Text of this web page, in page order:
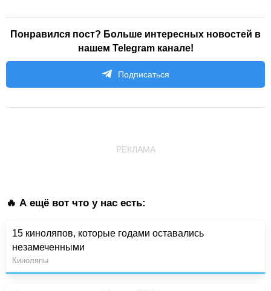
Понравился пост? Больше интересных новостей в
нашем Telegram канале!
Подписаться
РЕКЛАМА
🔥 А ещё вот что у нас есть:
15 киноляпов, которые годами оставались
незамеченными
Киноляпы